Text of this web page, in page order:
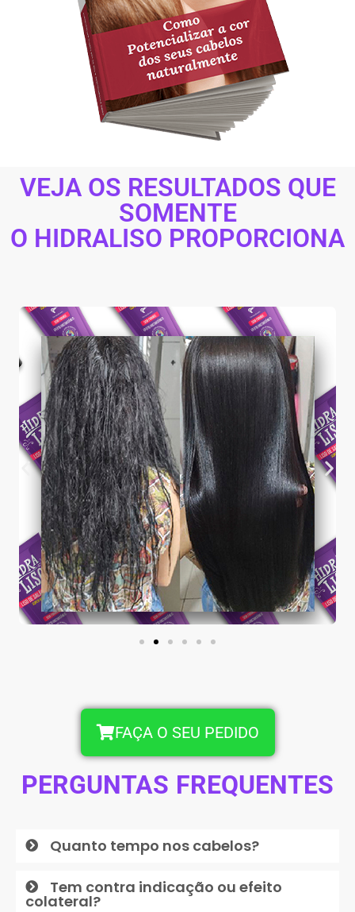
VEJA OS RESULTADOS QUE
SOMENTE
O HIDRALISO PROPORCIONA
FAÇA O SEU PEDIDO
PERGUNTAS FREQUENTES
Quanto tempo nos cabelos?
Tem contra indicação ou efeito
colateral?